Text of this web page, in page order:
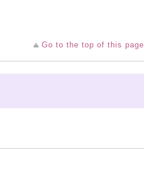
Go to the top of this page